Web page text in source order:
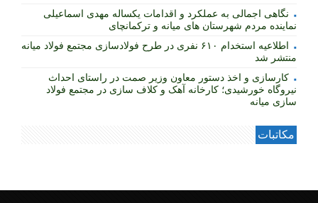
نگاهی اجمالی به عملکرد و اقدامات یکساله مهدی اسماعیلی
نماینده مردم شهرستان های میانه و ترکمانچای
اطلاعیه استخدام ۶۱۰ نفری در طرح فولادسازی مجتمع فولاد میانه
منتشر شد
کارسازی و اخذ دستور معاون وزیر صمت در راستای احداث
نیروگاه خورشیدی؛ کارخانه آهک و کلاف سازی در مجتمع فولاد
سازی میانه
مکاتبات